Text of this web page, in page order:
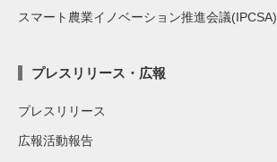
スマート農業イノベーション推進会議(IPCSA)
プレスリリース・広報
プレスリリース
広報活動報告